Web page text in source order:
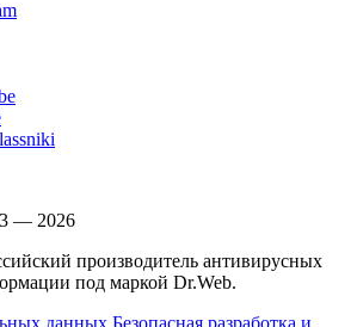
— 2026
производитель антивирусных
под маркой Dr.Web.
данных Безопасная разработка и